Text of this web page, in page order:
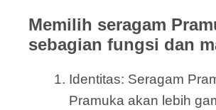
Memilih seragam
sebagian fungsi dan
Identitas: Seragam
Pramuka akan lebih